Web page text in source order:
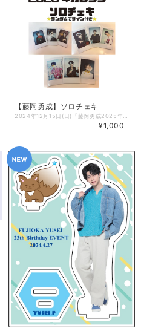
【藤岡勇成】ソロチェキ
¥1,000